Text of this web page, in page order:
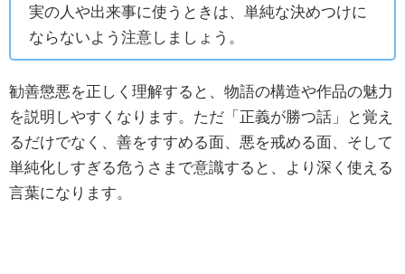
実の人や出来事に使うときは、単純な決めつけに
ならないよう注意しましょう。
勧善懲悪を正しく理解すると、物語の構造や作品の魅力
を説明しやすくなります。ただ「正義が勝つ話」と覚え
るだけでなく、善をすすめる面、悪を戒める面、そして
単純化しすぎる危うさまで意識すると、より深く使える
言葉になります。